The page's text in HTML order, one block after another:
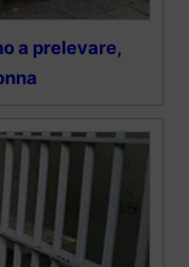
a prelevare,